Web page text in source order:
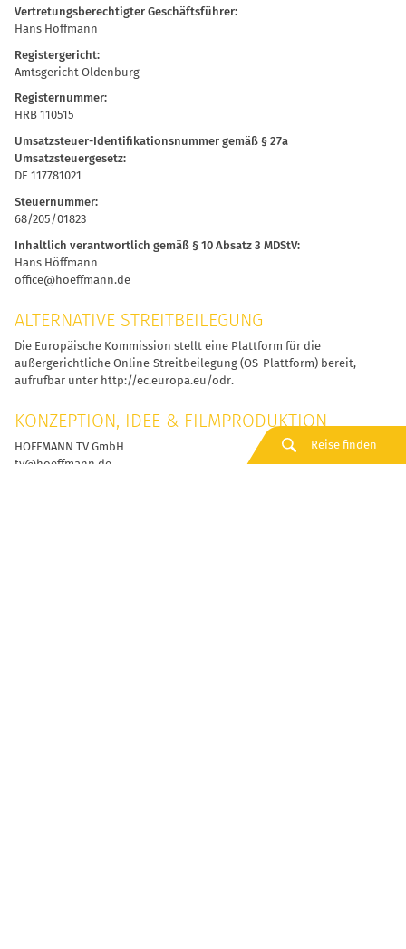
Vertretungsberechtigter Geschäftsführer:
Hans Höffmann
Registergericht:
Amtsgericht Oldenburg
Registernummer:
HRB 110515
Umsatzsteuer-Identifikationsnummer gemäß § 27a
Umsatzsteuergesetz:
DE 117781021
Steuernummer:
68/205/01823
Inhaltlich verantwortlich gemäß § 10 Absatz 3 MDStV:
Hans Höffmann
office@hoeffmann.de
ALTERNATIVE STREITBEILEGUNG
Die Europäische Kommission stellt eine Plattform für die
außergerichtliche Online-Streitbeilegung (OS-Plattform) bereit,
aufrufbar unter http://ec.europa.eu/odr.
KONZEPTION, IDEE & FILMPRODUKTION
HÖFFMANN TV GmbH
tv@hoeffmann.de
Reise finden